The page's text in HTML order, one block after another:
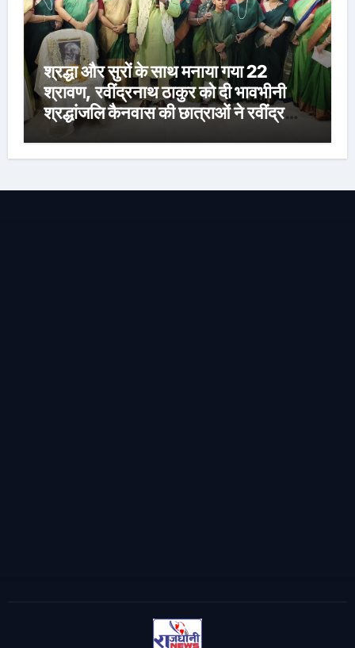
श्रद्धा और सुरों के साथ मनाया गया 22
श्रावण, रवींद्रनाथ ठाकुर को दी भावभीनी
श्रद्धांजलि कैनवास की छात्राओं ने रवींद्र
बांधा समां